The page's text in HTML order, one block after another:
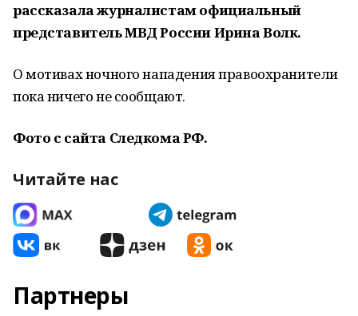
рассказала журналистам официальный
представитель МВД России Ирина Волк.
О мотивах ночного нападения правоохранители
пока ничего не сообщают.
Фото с сайта Следкома РФ.
Читайте нас
Партнеры